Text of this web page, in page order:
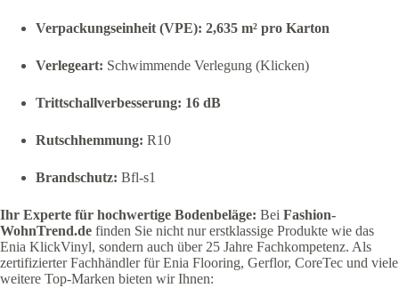
Verpackungseinheit (VPE): 2,635 m² pro Karton
Verlegeart: Schwimmende Verlegung (Klicken)
Trittschallverbesserung: 16 dB
Rutschhemmung: R10
Brandschutz: Bfl-s1
Ihr Experte für hochwertige Bodenbeläge: Bei Fashion-
WohnTrend.de finden Sie nicht nur erstklassige Produkte wie das
Enia KlickVinyl, sondern auch über 25 Jahre Fachkompetenz. Als
zertifizierter Fachhändler für Enia Flooring, Gerflor, CoreTec und viele
weitere Top-Marken bieten wir Ihnen: